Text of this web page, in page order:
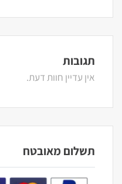
תגובות
אין עדיין חוות דעת.
תשלום מאובטח